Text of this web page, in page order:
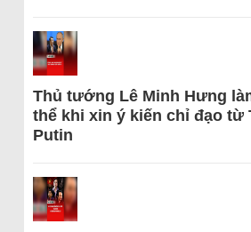
Thủ tướng Lê Minh Hưng
thể khi xin ý kiến chỉ đạo từ
Putin